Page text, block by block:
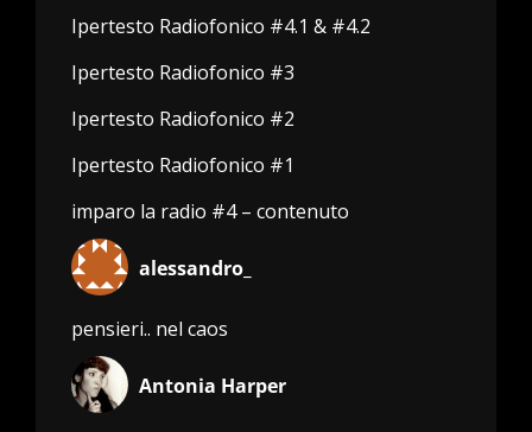
Ipertesto Radiofonico #4.1 & #4.2
Ipertesto Radiofonico #3
Ipertesto Radiofonico #2
Ipertesto Radiofonico #1
imparo la radio #4 – contenuto
alessandro_
pensieri.. nel caos
Antonia Harper